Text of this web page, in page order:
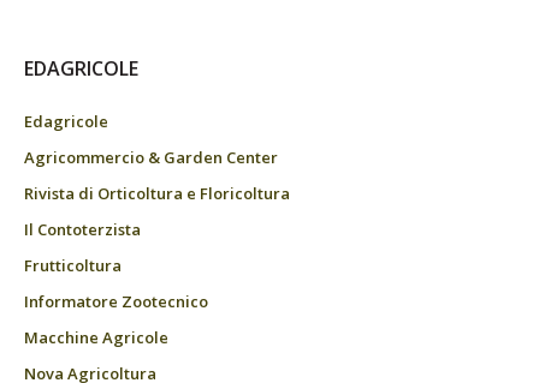
EDAGRICOLE
Edagricole
Agricommercio & Garden Center
Rivista di Orticoltura e Floricoltura
Il Contoterzista
Frutticoltura
Informatore Zootecnico
Macchine Agricole
Nova Agricoltura